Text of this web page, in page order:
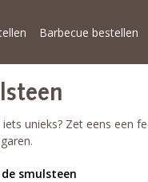
Barbecue bestellen
unieks? Zet eens een
smulsteen